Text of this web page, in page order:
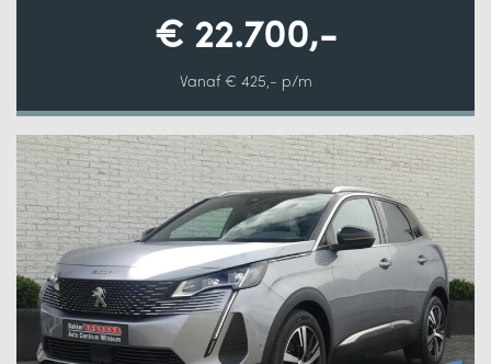
€ 22.700,-
Vanaf € 425,- p/m